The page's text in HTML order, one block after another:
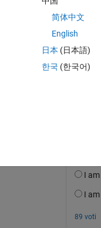
简体中文
English
日本 (日本語)
한국 (한국어)